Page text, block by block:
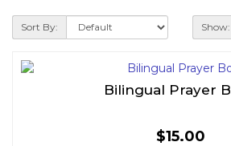
Sort By: Show:
Bilingual Prayer
$15.00